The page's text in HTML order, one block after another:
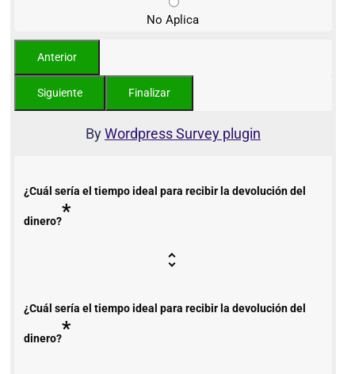
No Aplica
ByWordpress Survey plugin
¿Cuál sería el tiempo ideal para recibir la devolución del
dinero?*
¿Cuál sería el tiempo ideal para recibir la devolución del
dinero?*